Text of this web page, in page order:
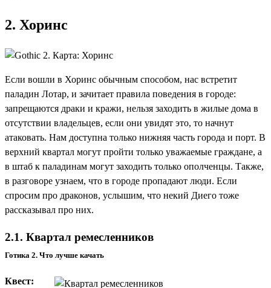
2. Хоринс
Если вошли в Хоринс обычным способом, нас встретит
паладин Лотар, и зачитает правила поведения в городе:
запрещаются драки и кражи, нельзя заходить в жилые дома в
отсутствии владельцев, если они увидят это, то начнут
атаковать. Нам доступна только нижняя часть города и порт. В
верхний квартал могут пройти только уважаемые граждане, а
в штаб к паладинам могут заходить только ополченцы. Также,
в разговоре узнаем, что в городе пропадают люди. Если
спросим про драконов, услышим, что некий Диего тоже
рассказывал про них.
2.1. Квартал ремесленников
Готика 2. Что лучше качать
Квест: